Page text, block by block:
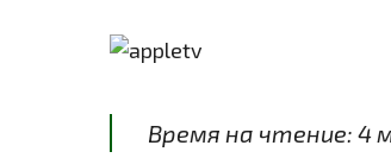
Время на чтение: 4